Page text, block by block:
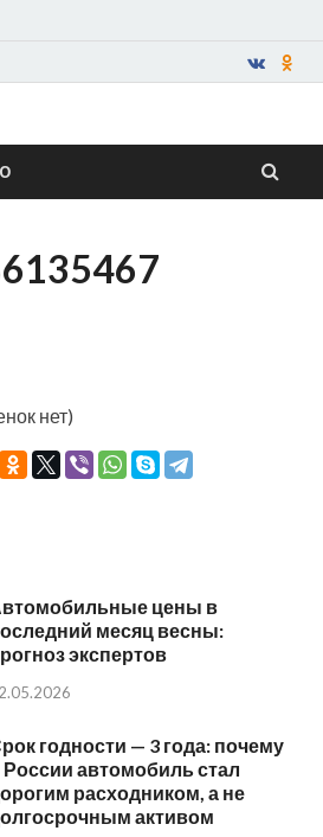
—
нет)
цены в
месяц весны:
экспертов
годности — 3 года: почему
России автомобиль стал
расходником, а не
активом